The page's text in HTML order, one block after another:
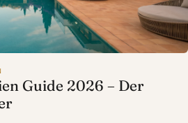
Guide 2026 – Der